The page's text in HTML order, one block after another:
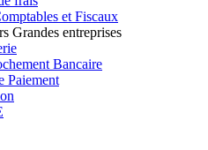
et Fiscaux
Grandes entreprises
Bancaire
Paiement